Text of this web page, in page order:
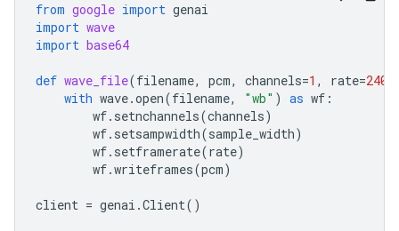
from google import genai
import wave
import base64
def wave_file(filename, pcm, channels=1 , rate=
with wave.open(filename, "wb" ) as wf :
wf. setnchannels(channels)
wf. setsampwidth(sample_width)
wf. setframerate(rate)
wf.writeframes(pcm)
client = genai .Client()